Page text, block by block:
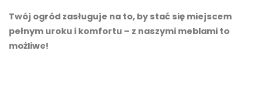
Twój ogród zasługuje na to, by stać się miejscem
pełnym uroku i komfortu – z naszymi meblami to
możliwe!